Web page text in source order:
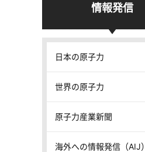
情報発信
日本の原子力
世界の原子力
原子力産業新聞
海外への情報発信（AIJ）